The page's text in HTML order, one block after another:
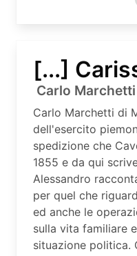
[...]
Carlo
Carlo Marchetti di
dell'esercito
spedizione che
1855 e da qui
Alessandro
per quel che
ed anche le
sulla vita familiare
situazione politica.